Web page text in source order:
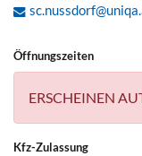
Öffnungszeiten
ERSCHEINEN
Kfz-Zulassung